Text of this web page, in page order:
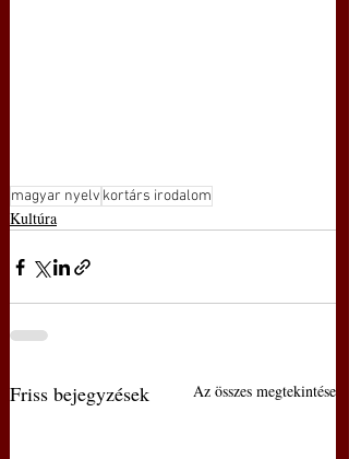
magyar nyelv kortárs irodalom
Kultúra
Friss bejegyzések Az összes megtekintése